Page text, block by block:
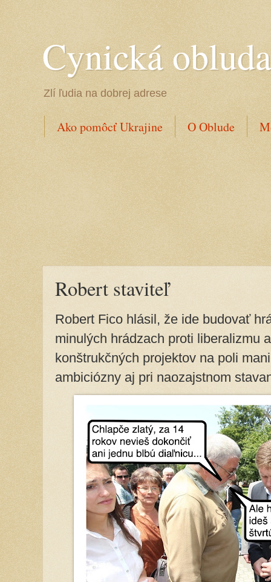
Cynická obluda
Zlí ľudia na dobrej adrese
Ako pomôcť Ukrajine O Oblude
Robert staviteľ
Robert Fico hlásil, že ide budovať
minulých hrádzach proti liberalizmu
konštrukčných projektov na poli
ambiciózny aj pri naozajstnom